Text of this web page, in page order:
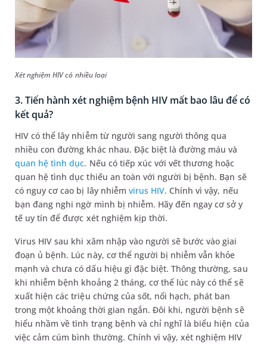
Xét nghiệm HIV có nhiều loại
3. Tiến hành xét nghiệm bệnh HIV mất bao lâu để có
kết quả?
HIV có thể lây nhiễm từ người sang người thông qua
nhiều con đường khác nhau. Đặc biệt là đường máu và
quan hệ tình dục. Nếu có tiếp xúc với vết thương hoặc
quan hệ tình dục thiếu an toàn với người bị bệnh. Bạn sẽ
có nguy cơ cao bị lây nhiễm virus HIV. Chính vì vậy, nếu
bạn đang nghi ngờ mình bị nhiễm. Hãy đến ngay cơ sở y
tế uy tín để được xét nghiệm kịp thời.
Virus HIV sau khi xâm nhập vào người sẽ bước vào giai
đoạn ủ bệnh. Lúc này, cơ thể người bị nhiễm vẫn khỏe
mạnh và chưa có dấu hiệu gì đặc biệt. Thông thường, sau
khi nhiễm bệnh khoảng 2 tháng, cơ thể lúc này có thể sẽ
xuất hiện các triệu chứng của sốt, nổi hạch, phát ban
trong một khoảng thời gian ngắn. Đôi khi, người bệnh sẽ
hiểu nhầm về tình trạng bệnh và chỉ nghĩ là biểu hiện của
việc cảm cúm bình thường. Chính vì vậy, xét nghiệm HIV